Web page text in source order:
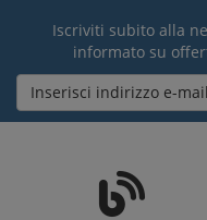
Iscriviti subito alla
informato su
Inserisci indirizzo e-